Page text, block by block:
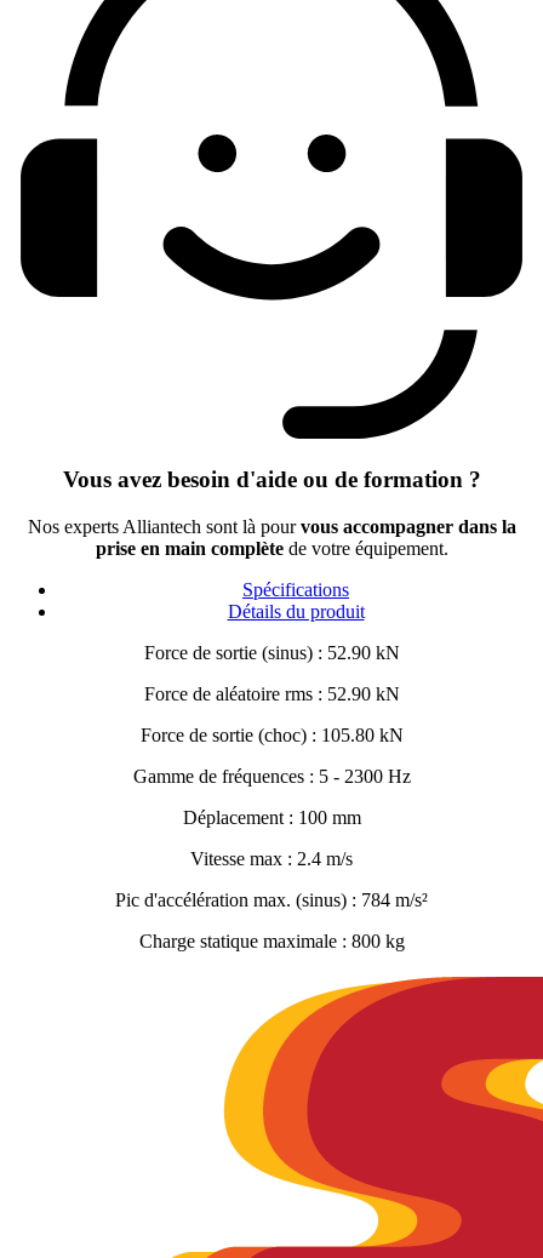
Vous avez besoin d'aide ou de formation ?
Nos experts Alliantech sont là pourvous accompagner dans la
prise en main complètede votre équipement.
Spécifications
Détails du produit
Force de sortie (sinus) : 52.90 kN
Force de aléatoire rms : 52.90 kN
Force de sortie (choc) : 105.80 kN
Gamme de fréquences : 5 - 2300 Hz
Déplacement : 100 mm
Vitesse max : 2.4 m/s
Pic d'accélération max. (sinus) : 784 m/s²
Charge statique maximale : 800 kg